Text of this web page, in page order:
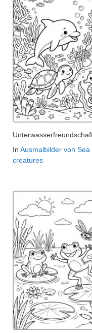
In Ausmalbilder von Sea
creatures